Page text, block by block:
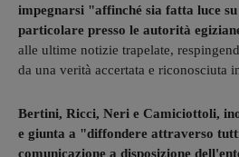
impegnarsi "affinché sia fatta luce
particolare presso le autorità
alle ultime notizie trapelate,
da una verità accertata e riconosciuta
Bertini, Ricci, Neri e Camiciottoli,
e giunta a "diffondere attraverso
comunicazione a disposizione